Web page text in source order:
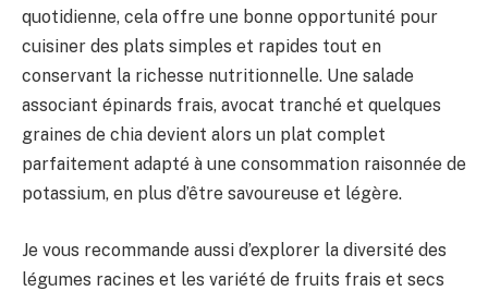
quotidienne, cela offre une bonne opportunité pour
cuisiner des plats simples et rapides tout en
conservant la richesse nutritionnelle. Une salade
associant épinards frais, avocat tranché et quelques
graines de chia devient alors un plat complet
parfaitement adapté à une consommation raisonnée de
potassium, en plus d’être savoureuse et légère.
Je vous recommande aussi d’explorer la diversité des
légumes racines et les variété de fruits frais et secs